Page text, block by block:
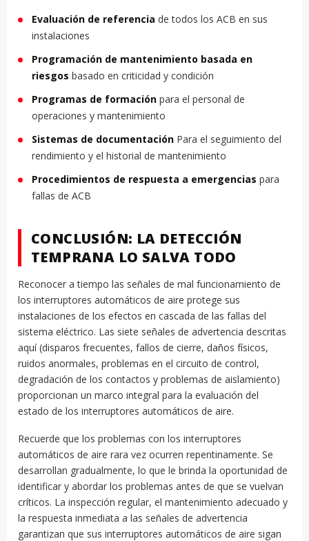
Evaluación de referencia de todos los ACB en sus
instalaciones
Programación de mantenimiento basada en
riesgos basado en criticidad y condición
Programas de formación para el personal de
operaciones y mantenimiento
Sistemas de documentación Para el seguimiento del
rendimiento y el historial de mantenimiento
Procedimientos de respuesta a emergencias para
fallas de ACB
CONCLUSIÓN: LA DETECCIÓN
TEMPRANA LO SALVA TODO
Reconocer a tiempo las señales de mal funcionamiento de
los interruptores automáticos de aire protege sus
instalaciones de los efectos en cascada de las fallas del
sistema eléctrico. Las siete señales de advertencia descritas
aquí (disparos frecuentes, fallos de cierre, daños físicos,
ruidos anormales, problemas en el circuito de control,
degradación de los contactos y problemas de aislamiento)
proporcionan un marco integral para la evaluación del
estado de los interruptores automáticos de aire.
Recuerde que los problemas con los interruptores
automáticos de aire rara vez ocurren repentinamente. Se
desarrollan gradualmente, lo que le brinda la oportunidad de
identificar y abordar los problemas antes de que se vuelvan
críticos. La inspección regular, el mantenimiento adecuado y
la respuesta inmediata a las señales de advertencia
garantizan que sus interruptores automáticos de aire sigan